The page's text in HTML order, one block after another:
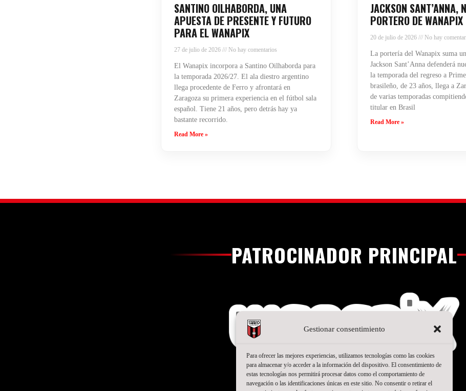
Gestionar consentimiento
Para ofrecer las mejores experiencias, utilizamos tecnologías como las cookies
para almacenar y/o acceder a la información del dispositivo. El consentimiento de
estas tecnologías nos permitirá procesar datos como el comportamiento de
navegación o las identificaciones únicas en este sitio. No consentir o retirar el
SANTINO OILHABORDA, UNA
APUESTA DE PRESENTE Y FUTURO
PARA EL WANAPIX
27 de julio de 2026 No hay comentarios
El Wanapix incorpora a Santino Oilhaborda para
la temporada 2026/27. El ala diestro argentino
llega procedente de Ferro y afrontará en
Zaragoza su primera experiencia en el fútbol sala
español. Tiene 21 años, pero detrás hay ya
bastante recorrido.
Read More »
JACKSON SANT’ANNA,
PORTERO DE WANAPIX
20 de julio de 2026 No hay
La portería del Wanapix suma
Jackson Sant’Anna defenderá
la temporada del regreso a
brasileño, de 23 años, llega a
de varias temporadas
titular en Brasil
Read More »
PATROCINADOR PRINCIPAL